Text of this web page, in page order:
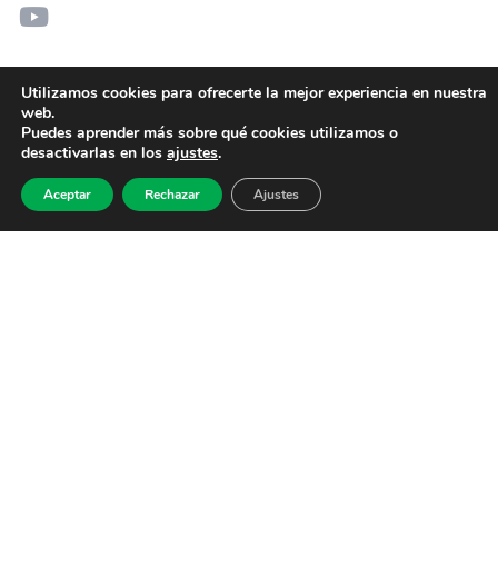
Utilizamos cookies para ofrecerte la mejor experiencia en nuestra
web.
Puedes aprender más sobre qué cookies utilizamos o
desactivarlas en los ajustes.
Aceptar Rechazar Ajustes